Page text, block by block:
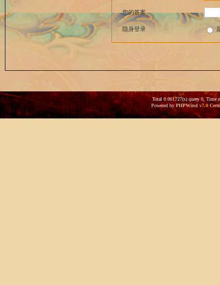
您的答案
隐身登录
Total 0.001727(s) query 0, Time
Powered byPHPWind v7.0